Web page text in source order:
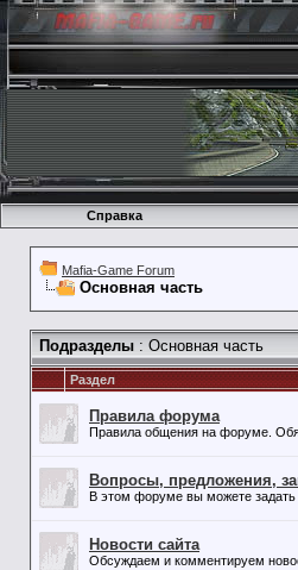
Справка
Mafia-Game Forum
Основная часть
Подразделы : Основная часть
Раздел
Правила форума
Правила общения на форуме.
Вопросы, предложения,
В этом форуме вы можете задать
Новости сайта
Обсуждаем и комментируем